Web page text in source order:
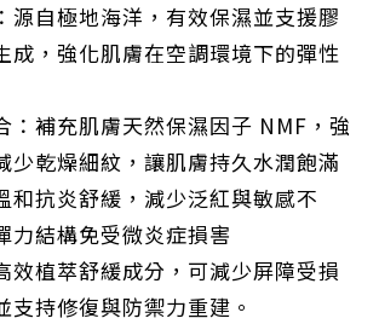
源自極地海洋，有效保濕並支援膠
成，強化肌膚在空調環境下的彈性
：補充肌膚天然保濕因子 NMF，強
少乾燥細紋，讓肌膚持久水潤飽滿
和抗炎舒緩，減少泛紅與敏感不
力結構免受微炎症損害
效植萃舒緩成分，可減少屏障受損
支持修復與防禦力重建。